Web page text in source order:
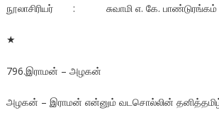
நூலாசிரியர் : சுவாமி எ. கே. பாண்டுரங்கம்
★
796.இராமன் – அழகன்
அழகன் – இராமன் என்னும் வடசொல்லின் தனித்தமிழ்